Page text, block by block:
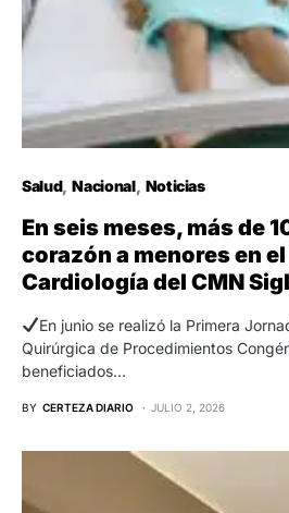
Salud Nacional Noticias
En seis meses, más de
corazón a menores en
Cardiología del CMN
En junio se realizó la Primera
Quirúrgica de Procedimientos
beneficiados…
BY CERTEZA DIARIO JULIO 2, 2026